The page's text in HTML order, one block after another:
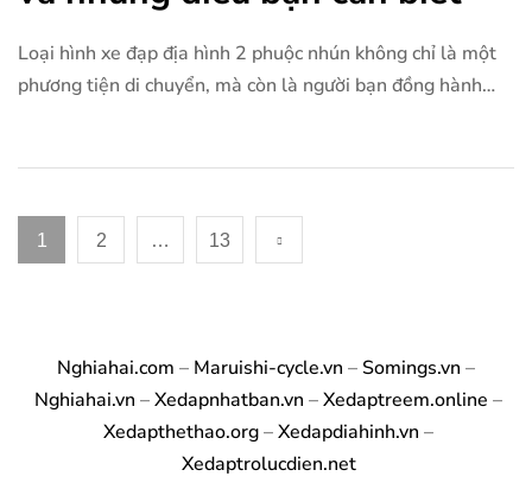
Loại hình xe đạp địa hình 2 phuộc nhún không chỉ là một
phương tiện di chuyển, mà còn là người bạn đồng hành
1 2 … 13
Nghiahai.com – Maruishi-cycle.vn – Somings.vn –
Nghiahai.vn –Xedapnhatban.vn –Xedaptreem.online –
Xedapthethao.org–Xedapdiahinh.vn –
Xedaptrolucdien.net